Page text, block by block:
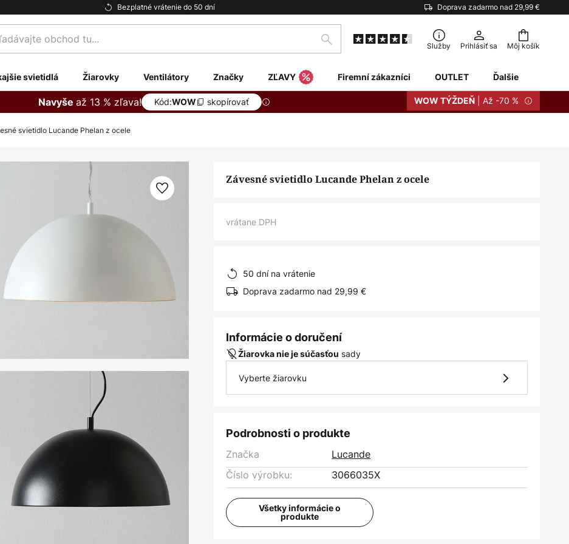
Bezplatné vrátenie do 50 dní Doprava zadarmo nad 29,99 €
Môj košík
Hľadať Služby Prihlásiť sa
svietidlá Žiarovky Ventilátory Značky ZĽAVY Firemní zákazníci OUTLET Ďalšie
Navyše až 13 % zľava! Kód:WOW skopírovať WOW TÝŽDEŇ | Až -70 %
svietidlo Lucande Phelan z ocele
Závesné svietidlo Lucande Phelan z ocele
vrátane DPH
50 dní na vrátenie
Doprava zadarmo nad 29,99 €
Informácie o doručení
Žiarovka nie je súčasťou sady
Vyberte žiarovku
Podrobnosti o produkte
Značka
Lucande
Číslo výrobku:
3066035X
Všetky informácie o
produkte